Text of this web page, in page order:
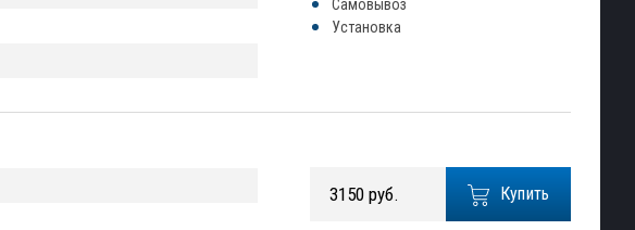
Самовывоз
Установка
Купить
3150 руб.